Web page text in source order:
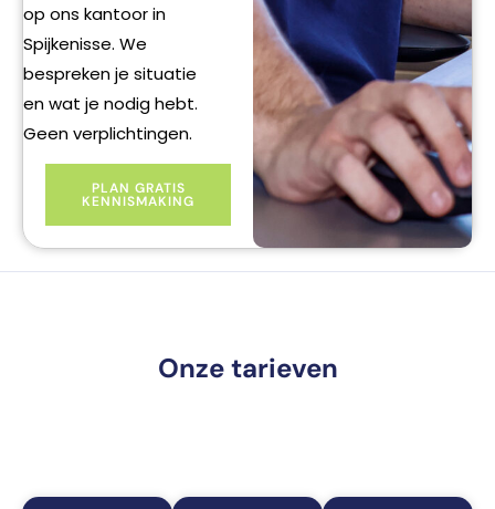
op ons kantoor in
Spijkenisse. We
bespreken je situatie
en wat je nodig hebt.
Geen verplichtingen.
PLAN GRATIS
KENNISMAKING
Onze tarieven